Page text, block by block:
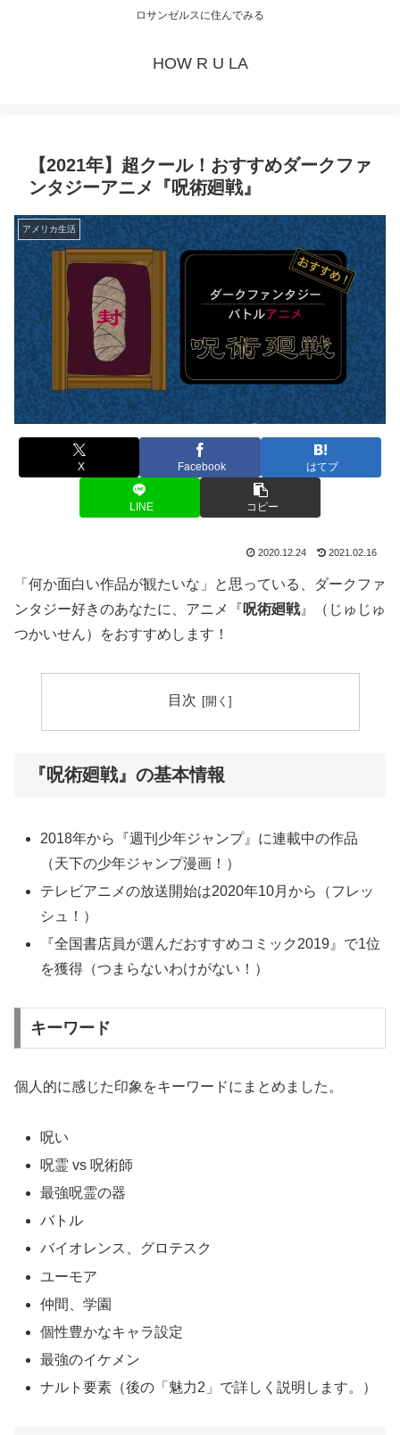
ロサンゼルスに住んでみる
HOW R U LA
【2021年】超クール！おすすめダークファ
ンタジーアニメ『呪術廻戦』
アメリカ生活
X Facebook はてブ
LINE コピー
2020.12.24 2021.02.16
「何か面白い作品が観たいな」と思っている、ダークファ
ンタジー好きのあなたに、アニメ『呪術廻戦』（じゅじゅ
つかいせん）をおすすめします！
目次
『呪術廻戦』の基本情報
2018年から『週刊少年ジャンプ』に連載中の作品
（天下の少年ジャンプ漫画！）
テレビアニメの放送開始は2020年10月から（フレッ
シュ！）
『全国書店員が選んだおすすめコミック2019』で1位
を獲得（つまらないわけがない！）
キーワード
個人的に感じた印象をキーワードにまとめました。
呪い
呪霊 vs 呪術師
最強呪霊の器
バトル
バイオレンス、グロテスク
ユーモア
仲間、学園
個性豊かなキャラ設定
最強のイケメン
ナルト要素（後の「魅力2」で詳しく説明します。）